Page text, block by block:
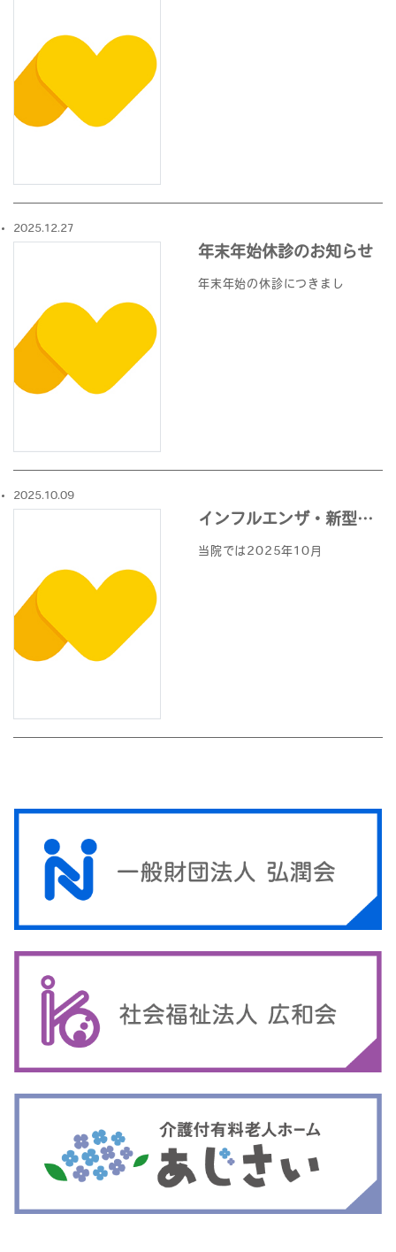
2025.12.27
年末年始休診のお知らせ
年末年始の休診につきまし
2025.10.09
インフルエンザ・新型コロナワクチン接種について
当院では2025年10月